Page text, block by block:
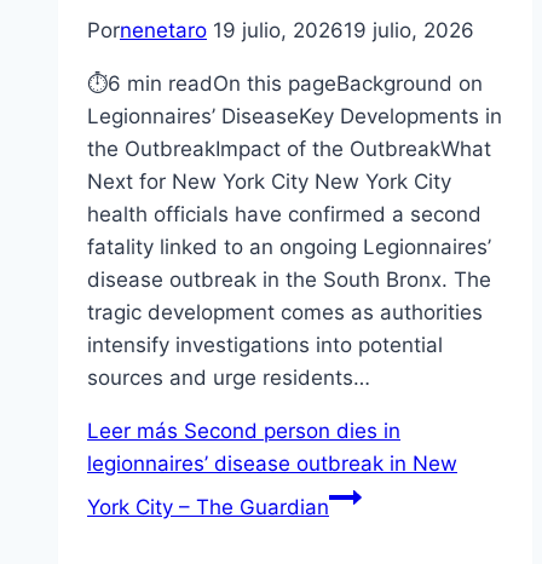
Pornenetaro 19 julio, 202619 julio, 2026
⏱6 min readOn this pageBackground on
Legionnaires’ DiseaseKey Developments in
the OutbreakImpact of the OutbreakWhat
Next for New York City New York City
health officials have confirmed a second
fatality linked to an ongoing Legionnaires’
disease outbreak in the South Bronx. The
tragic development comes as authorities
intensify investigations into potential
sources and urge residents…
Leer más Second person dies in
legionnaires’ disease outbreak in New
York City – The Guardian